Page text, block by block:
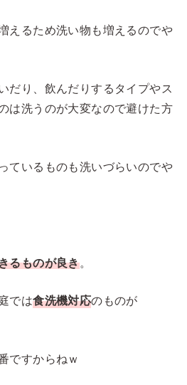
えるため洗い物も増えるのでや
だり、飲んだりするタイプやス
は洗うのが大変なので避けた方
ているものも洗いづらいのでや
るものが良き。
では食洗機対応のものが
ですからねｗ